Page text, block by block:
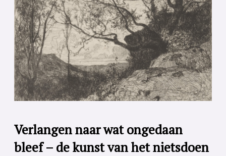
Verlangen naar wat ongedaan
bleef – de kunst van het nietsdoen